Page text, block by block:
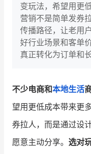
增长产品指南
智库
产品更新动态
新零售资讯
培训课程
变玩法，希望用更
营销不是简单发券
传播路径，让老用
好行业场景和客单
真正转化为订单和
不少电商和本地生活
望用更低成本带来更
券拉人，而是通过设
愿意主动分享。 选对